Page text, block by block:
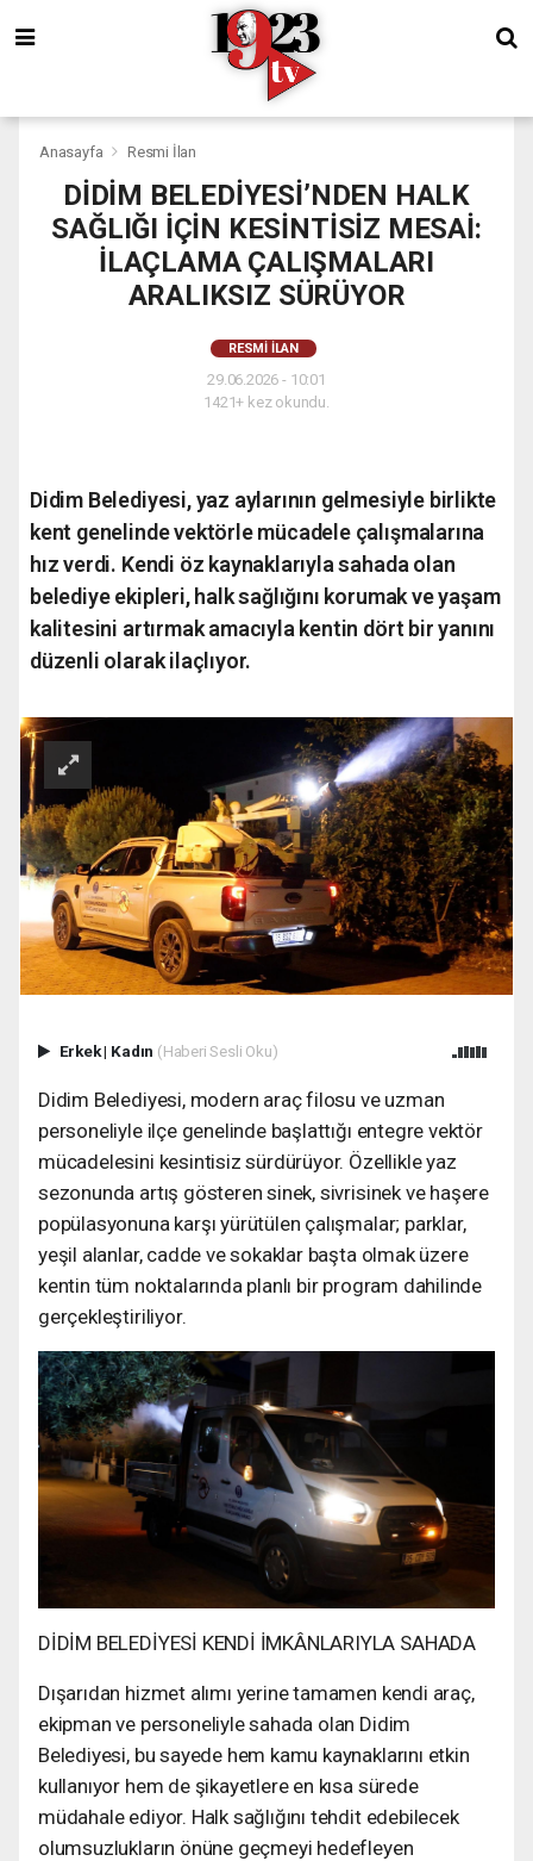
Anasayfa Resmi İlan
DİDİM BELEDİYESİ’NDEN HALK
SAĞLIĞI İÇİN KESİNTİSİZ MESAİ:
İLAÇLAMA ÇALIŞMALARI
ARALIKSIZ SÜRÜYOR
RESMI İLAN
29.06.2026 - 10:01
1421+ kez okundu.
Didim Belediyesi, yaz aylarının gelmesiyle birlikte
kent genelinde vektörle mücadele çalışmalarına
hız verdi. Kendi öz kaynaklarıyla sahada olan
belediye ekipleri, halk sağlığını korumak ve yaşam
kalitesini artırmak amacıyla kentin dört bir yanını
düzenli olarak ilaçlıyor.
Erkek| Kadın (Haberi Sesli Oku)
Didim Belediyesi, modern araç filosu ve uzman
personeliyle ilçe genelinde başlattığı entegre vektör
mücadelesini kesintisiz sürdürüyor. Özellikle yaz
sezonunda artış gösteren sinek, sivrisinek ve haşere
popülasyonuna karşı yürütülen çalışmalar; parklar,
yeşil alanlar, cadde ve sokaklar başta olmak üzere
kentin tüm noktalarında planlı bir program dahilinde
gerçekleştiriliyor.
DİDİM BELEDİYESİ KENDİ İMKÂNLARIYLA SAHADA
Dışarıdan hizmet alımı yerine tamamen kendi araç,
ekipman ve personeliyle sahada olan Didim
Belediyesi, bu sayede hem kamu kaynaklarını etkin
kullanıyor hem de şikayetlere en kısa sürede
müdahale ediyor. Halk sağlığını tehdit edebilecek
olumsuzlukların önüne geçmeyi hedefleyen